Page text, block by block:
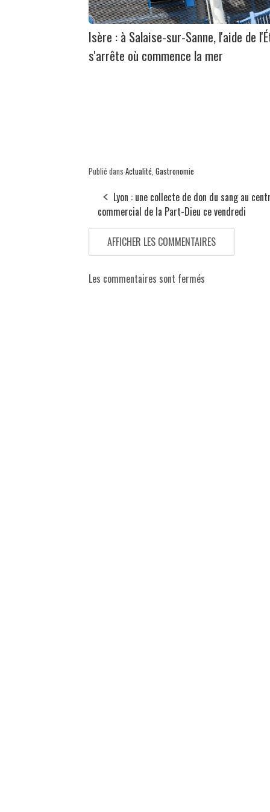
Isère : à Salaise-sur-Sanne, l'aide de
s'arrête où commence la mer
Publié dans Actualité Gastronomie
Lyon : une collecte de don du sang au
commercial de la Part-Dieu ce vendredi
AFFICHER LES COMMENTAIRES
Les commentaires sont fermés